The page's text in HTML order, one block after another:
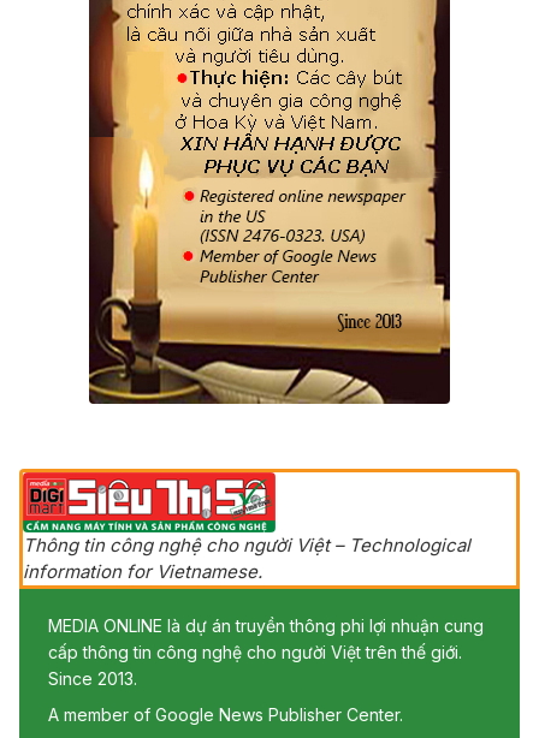
Thông tin công nghệ cho người Việt – Technological
information for Vietnamese.
MEDIA ONLINE là dự án truyền thông phi lợi nhuận cung
cấp thông tin công nghệ cho người Việt trên thế giới.
Since 2013.
A member of Google News Publisher Center.